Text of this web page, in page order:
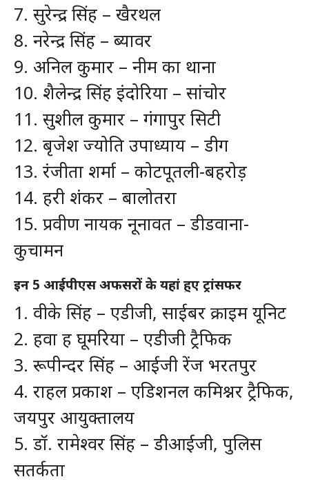
7. सुरेन्द्र सिंह – खैरथल
8. नरेन्द्र सिंह – ब्यावर
9. अनिल कुमार – नीम का थाना
10. शैलेन्द्र सिंह इंदोरिया – सांचोर
11. सुशील कुमार – गंगापुर सिटी
12. बृजेश ज्योति उपाध्याय – डीग
13. रंजीता शर्मा – कोटपूतली-बहरोड़
14. हरी शंकर – बालोतरा
15. प्रवीण नायक नूनावत – डीडवाना-
कुचामन
इन 5 आईपीएस अफसरों के यहां हुए ट्रांसफर
1. वीके सिंह – एडीजी, साईबर क्राइम यूनिट
2. हवा ह घूमरिया – एडीजी ट्रैफिक
3. रूपीन्दर सिंह – आईजी रेंज भरतपुर
4. राहल प्रकाश – एडिशनल कमिश्नर ट्रैफिक,
जयपुर आयुक्तालय
5. डॉ. रामेश्वर सिंह – डीआईजी, पुलिस
सतर्कता